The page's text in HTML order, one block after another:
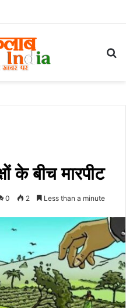
के बीच मारपीट
0 2 Less than a minute